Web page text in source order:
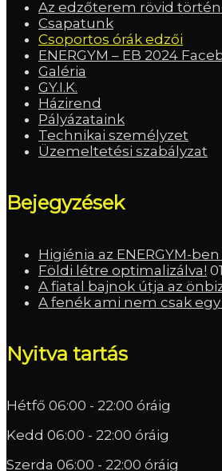
Az edzőterem rövid
Csapatunk
Csoportos órák edzői
ENERGYM – EB 2024
Galéria
GY.I.K.
Házirend
Pályázataink
Technikai személyzet
Üzemeltetési szabályzat
Bejegyzések
Higiénia az ENERGYM-
Földi létre optimalizálva!
A fiatal bajnok útja az
A fenék ami nem csak
Nyitva tartás
Hétfő 06:00 - 22:00 óráig
Kedd 06:00 - 22:00 óráig
Szerda 06:00 - 22:00 óráig